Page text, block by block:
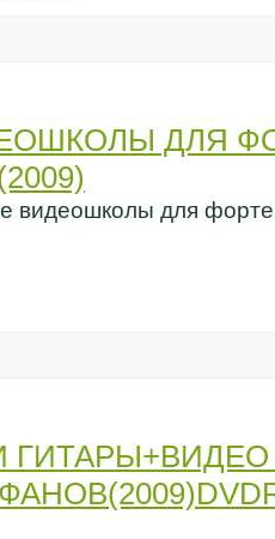
ДЛЯ
видеошколы для